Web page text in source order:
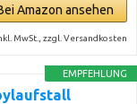
Amazon ansehen
MwSt., zzgl. Versandkosten
EMPFEHLUNG